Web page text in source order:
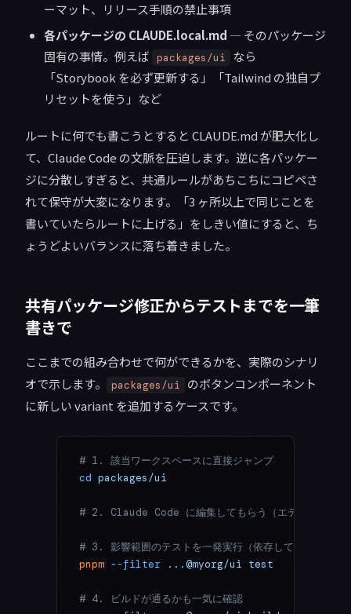
ーマット、リリース手順の禁止事項
各パッケージの CLAUDE.local.md — そのパッケージ
固有の事情。例えば packages/ui
なら
「Storybook を必ず更新する」「Tailwind の独自プ
リセットを使う」など
ルートに何でも書こうとすると CLAUDE.md が肥大化し
て、Claude Code の文脈を圧迫します。逆に各パッケー
ジに分散しすぎると、共通ルールがあちこちにコピペさ
れて保守が大変になります。「3 ヶ所以上で同じことを
書いていたらルートに上げる」をしきい値にすると、ち
ょうどよいバランスに落ち着きました。
共有パッケージ修正からテストまでを一筆
書きで
ここまでの組み合わせで何ができるかを、実際のシナリ
オで示します。
packages/ui
のボタンコンポーネント
に新しい variant を追加するケースです。
# 1. 該当ワークスペースに直接ジャンプ
cd packages/ui
# 2. Claude Code に編集してもらう（エディタ内で完
# 3. 影響範囲のテストを一発実行（依存している側を全
pnpm --filter ...@myorg/ui test
# 4. ビルドが通るかも一気に確認